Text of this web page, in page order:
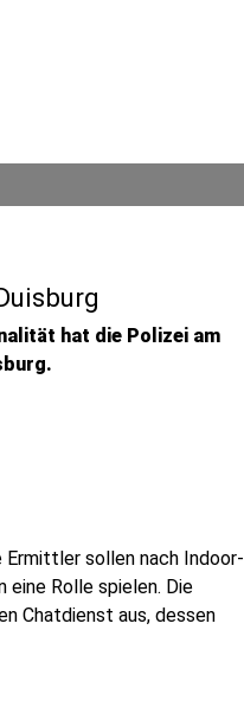
hat die Polizei am
sollen nach Indoor-
eine Rolle spielen. Die
Chatdienst aus, dessen